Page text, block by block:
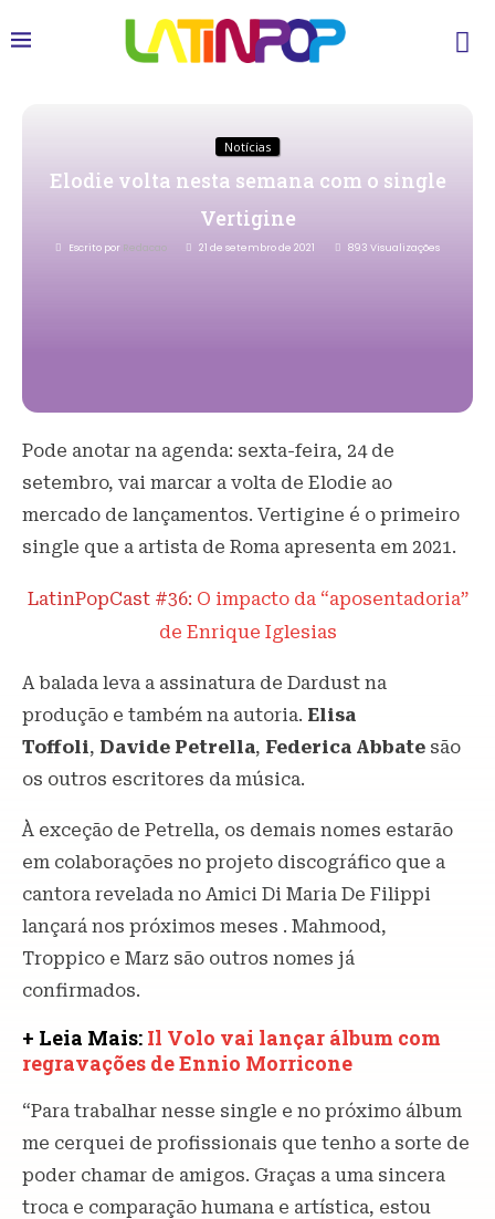
Notícias
Elodie volta nesta semana com o single
Vertigine
Escrito por Redacao 21 de setembro de 2021 893 Visualizações
Pode anotar na agenda: sexta-feira, 24 de
setembro, vai marcar a volta de Elodie ao
mercado de lançamentos. Vertigine é o primeiro
single que a artista de Roma apresenta em 2021.
LatinPopCast #36: O impacto da “aposentadoria”
de Enrique Iglesias
A balada leva a assinatura de Dardust na
produção e também na autoria. Elisa
Toffoli, Davide Petrella, Federica Abbate são
os outros escritores da música.
À exceção de Petrella, os demais nomes estarão
em colaborações no projeto discográfico que a
cantora revelada no Amici Di Maria De Filippi
lançará nos próximos meses . Mahmood,
Troppico e Marz são outros nomes já
confirmados.
+ Leia Mais: Il Volo vai lançar álbum com
regravações de Ennio Morricone
“Para trabalhar nesse single e no próximo álbum
me cerquei de profissionais que tenho a sorte de
poder chamar de amigos. Graças a uma sincera
troca e comparação humana e artística, estou